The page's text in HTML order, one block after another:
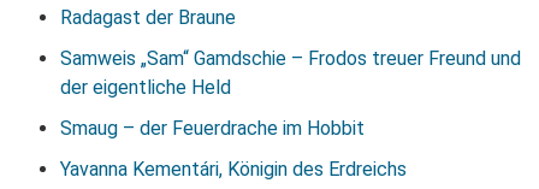
Radagast der Braune
Samweis „Sam“ Gamdschie – Frodos treuer Freund und
der eigentliche Held
Smaug – der Feuerdrache im Hobbit
Yavanna Kementári, Königin des Erdreichs